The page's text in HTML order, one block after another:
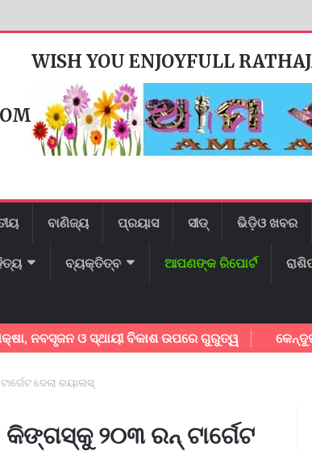
WISH YOU ENJOYFULL
ବାଣିଜ୍ୟ ପ୍ରୟାସ ସୀଡ୍ ଭିଡ଼ିଓ ଖବର
ବ୍ୟକ୍ତିତ୍ବ ଆପଣଙ୍କ ରିପୋର୍ଟ
ଓ ସ୍ଥାୟୀ ବିକାଶ ଉପରେ ଗୁରୁତ୍ୱ କେନ୍ଦୁପତ୍ର
ଦେଲା ରୟାଲସ୍‌
୨୦୩ ରନ୍‌ ଟାର୍ଗେଟ